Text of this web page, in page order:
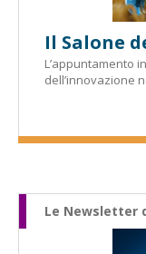
Il Salone
L’appuntamento
dell’innovazione
Le Newsletter